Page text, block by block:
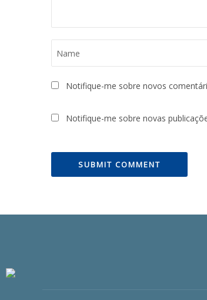
Notifique-me sobre novos
Notifique-me sobre novas